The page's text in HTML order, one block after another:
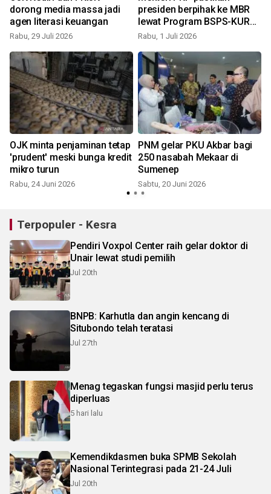
dorong media massa jadi
agen literasi keuangan
Rabu, 29 Juli 2026
presiden berpihak ke MBR
lewat Program BSPS-KUR
Perumahan
Rabu, 1 Juli 2026
OJK minta penjaminan tetap
'prudent' meski bunga kredit
mikro turun
Rabu, 24 Juni 2026
PNM gelar PKU Akbar bagi
250 nasabah Mekaar di
Sumenep
Sabtu, 20 Juni 2026
Terpopuler - Kesra
Pendiri Voxpol Center raih gelar doktor di
Unair lewat studi pemilih
Jul 20th
BNPB: Karhutla dan angin kencang di
Situbondo telah teratasi
Jul 27th
Menag tegaskan fungsi masjid perlu terus
diperluas
5 hari lalu
Kemendikdasmen buka SPMB Sekolah
Nasional Terintegrasi pada 21-24 Juli
Jul 20th